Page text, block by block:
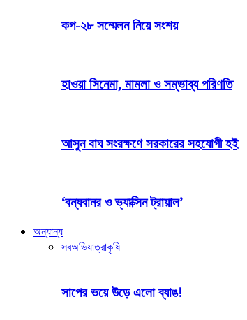
কপ-২৮ সম্মেলন নিয়ে সংশয়
হাওয়া সিনেমা, মামলা ও সম্ভাব্য পরিণতি
আসুন বাঘ সংরক্ষণে সরকারের সহযোগী হই
‘বন্যবানর ও ভ্যাক্সিন ট্রায়াল’
অন্যান্য
সবঅভিযাত্রাকৃষি
সাপের ভয়ে উড়ে এলো ব্যাঙ!